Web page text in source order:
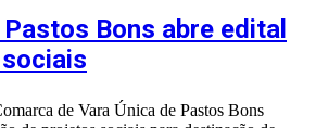
Bons abre edital
de Vara Única de Pastos Bons